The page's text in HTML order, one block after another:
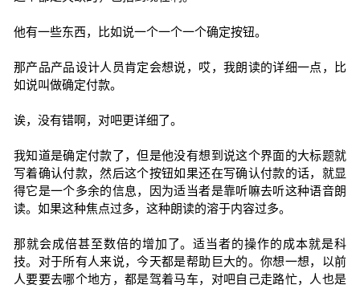
他有一些东西，比如说一个一个一个确定按钮。
那产品产品设计人员肯定会想说，哎，我朗读的详细一点，比
如说叫做确定付款。
诶，没有错啊，对吧更详细了。
我知道是确定付款了，但是他没有想到说这个界面的大标题就
写着确认付款，然后这个按钮如果还在写确认付款的话，就显
得它是一个多余的信息，因为适当者是靠听嘛去听这种语音朗
读。如果这种焦点过多，这种朗读的溶于内容过多。
那就会成倍甚至数倍的增加了。适当者的操作的成本就是科
技。对于所有人来说，今天都是帮助巨大的。你想一想，以前
人要要去哪个地方，都是驾着马车，对吧自己走路忙，人也是